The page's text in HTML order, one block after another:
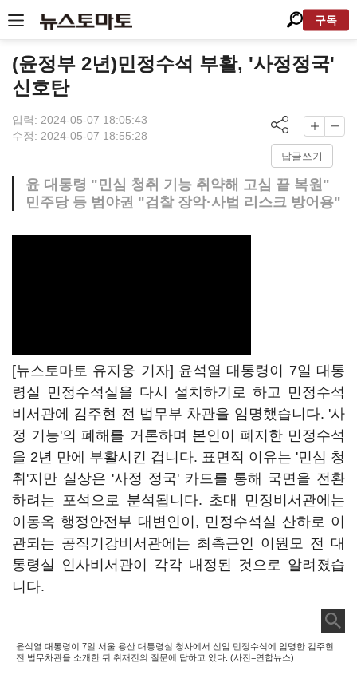
구독
(윤정부 2년)민정수석 부활, '사정정국'
신호탄
입력: 2024-05-07 18:05:43
수정: 2024-05-07 18:55:28
답글쓰기
윤 대통령 "민심 청취 기능 취약해 고심 끝 복원"
민주당 등 범야권 "검찰 장악·사법 리스크 방어용"
[뉴스토마토 유지웅 기자] 윤석열 대통령이 7일 대통
령실 민정수석실을 다시 설치하기로 하고 민정수석
비서관에 김주현 전 법무부 차관을 임명했습니다. '사
정 기능'의 폐해를 거론하며 본인이 폐지한 민정수석
을 2년 만에 부활시킨 겁니다. 표면적 이유는 '민심 청
취'지만 실상은 '사정 정국' 카드를 통해 국면을 전환
하려는 포석으로 분석됩니다. 초대 민정비서관에는
이동옥 행정안전부 대변인이, 민정수석실 산하로 이
관되는 공직기강비서관에는 최측근인 이원모 전 대
통령실 인사비서관이 각각 내정된 것으로 알려졌습
니다.
윤석열 대통령이 7일 서울 용산 대통령실 청사에서 신임 민정수석에 임명한 김주현
전 법무차관을 소개한 뒤 취재진의 질문에 답하고 있다. (사진=연합뉴스)